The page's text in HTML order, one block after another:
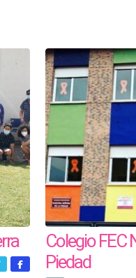
Colegio FEC
Piedad